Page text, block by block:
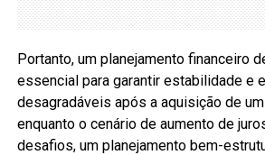
Portanto, um planejamento financeiro
essencial para garantir estabilidade e
desagradáveis após a aquisição de
enquanto o cenário de aumento de
desafios, um planejamento bem-